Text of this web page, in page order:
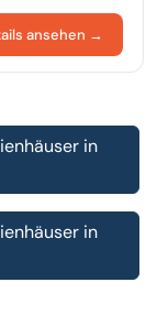
ansehen →
in
in